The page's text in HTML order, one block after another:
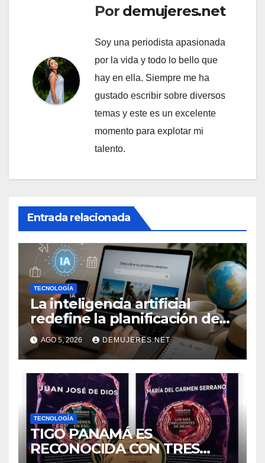
Por demujeres.net
Soy una periodista apasionada
por la vida y todo lo bello que
hay en ella. Siempre me ha
gustado escribir sobre diversos
temas y este es un excelente
momento para explotar mi
talento.
Entrada relacionada
TECNOLOGÍA
La inteligencia artificial
redefine la planificación de
viajes: Los huéspedes
centran sus decisiones y
expectativas enfocándose en
experiencias auténticas y
personalizadas
AGO 5, 2026 DEMUJERES.NET
TECNOLOGÍA
TIGO PANAMÁ ES
RECONOCIDA CON TRES